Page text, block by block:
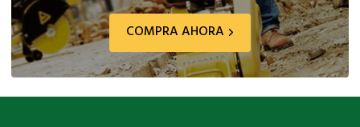
COMPRA AHORA